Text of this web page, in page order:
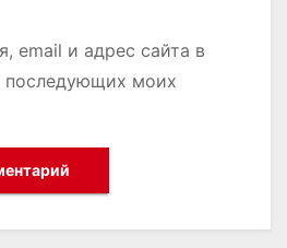
email и адрес сайта в
последующих моих